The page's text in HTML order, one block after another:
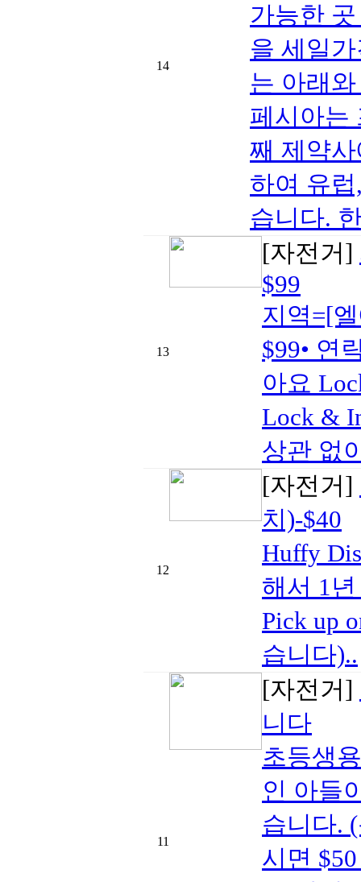
14
가능한
을 세일
는 아래
페시아는
째 제약
하여 유
습니다.
13
[자전거]
$99
지역=[
$99• 연
아요
Lock &
상관 없
12
[자전거]
치)-$40
Huffy
해서 1
Pick up
습니다)..
11
[자전거]
니다
초등생
인 아들
습니다.
시면